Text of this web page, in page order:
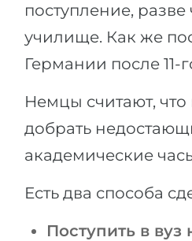
поступление,
училище. Как же
Германии после 11-
Немцы считают, что
добрать
академические
Есть два способа
Поступить в вуз